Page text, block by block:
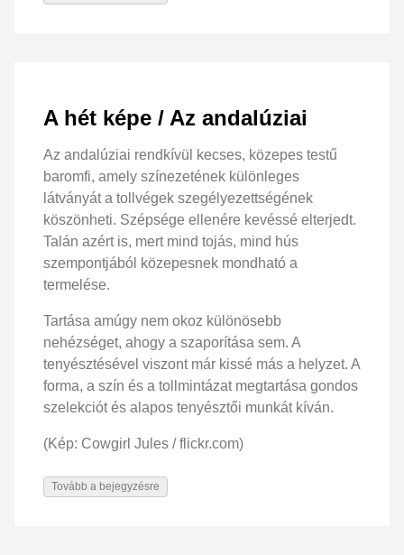
A hét képe / Az andalúziai
Az andalúziai rendkívül kecses, közepes testű
baromfi, amely színezetének különleges
látványát a tollvégek szegélyezettségének
köszönheti. Szépsége ellenére kevéssé elterjedt.
Talán azért is, mert mind tojás, mind hús
szempontjából közepesnek mondható a
termelése.
Tartása amúgy nem okoz különösebb
nehézséget, ahogy a szaporítása sem. A
tenyésztésével viszont már kissé más a helyzet. A
forma, a szín és a tollmintázat megtartása gondos
szelekciót és alapos tenyésztői munkát kíván.
(Kép: Cowgirl Jules / flickr.com)
Tovább a bejegyzésre